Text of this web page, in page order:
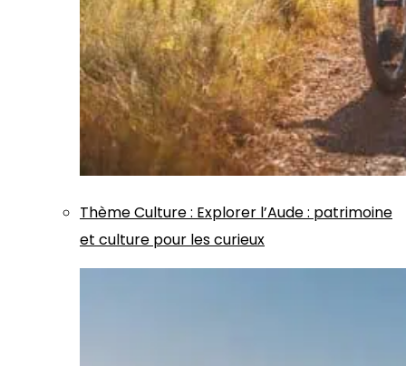
ThèmeCulture: Explorer l’Aude : patrimoine
et culture pour les curieux